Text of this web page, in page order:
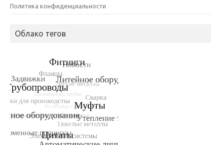
Политика конфиденциальности
Облако тегов